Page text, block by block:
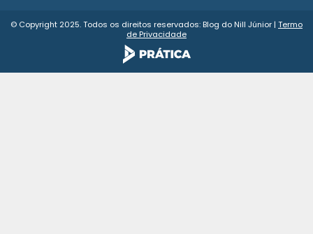
© Copyright 2025. Todos os direitos reservados: Blog do Nill Júnior | Termo
de Privacidade